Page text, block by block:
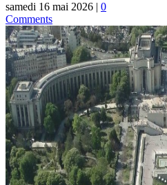
samedi 16 mai 2026 | 0
Comments